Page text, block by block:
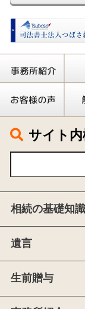
サイト
相続の基礎知識
遺言
生前贈与